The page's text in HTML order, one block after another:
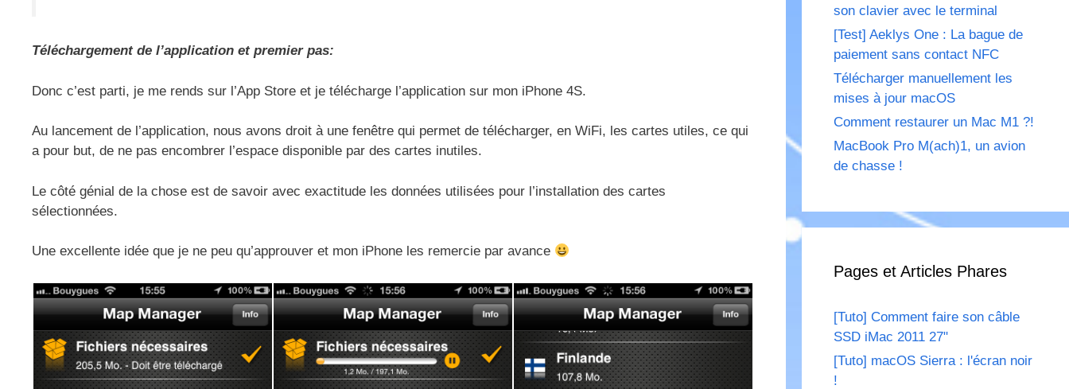
Téléchargement de l’application et premier pas:
Donc c’est parti, je me rends sur l’App Store et je télécharge l’application sur mon iPhone 4S.
Au lancement de l’application, nous avons droit à une fenêtre qui permet de télécharger, en WiFi, les cartes utiles, ce qui
a pour but, de ne pas encombrer l’espace disponible par des cartes inutiles.
Le côté génial de la chose est de savoir avec exactitude les données utilisées pour l’installation des cartes
sélectionnées.
Une excellente idée que je ne peu qu’approuver et mon iPhone les remercie par avance
son clavier avec le terminal
[Test] Aeklys One : La bague de
paiement sans contact NFC
Télécharger manuellement les
mises à jour macOS
Comment restaurer un Mac M1 ?!
MacBook Pro M(ach)1, un avion
de chasse !
Pages et Articles Phares
[Tuto] Comment faire son câble
SSD iMac 2011 27"
[Tuto] macOS Sierra : l'écran noir
!